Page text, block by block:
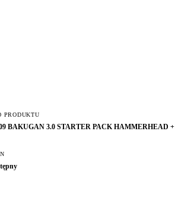
PRODUKTU
BAKUGAN 3.0 STARTER PACK HAMMERHEAD